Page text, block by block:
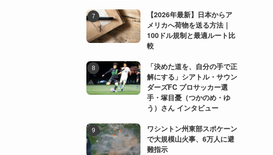
【2026年最新】日本からア
メリカへ荷物を送る方法｜
100ドル規制と最適ルート比
較
「決めた道を、自分の手で正
解にする」シアトル・サウン
ダーズFC プロサッカー選
手・塚目憂（つかのめ・ゆ
う）さん インタビュー
ワシントン州東部スポケーン
で大規模山火事、6万人に避
難指示